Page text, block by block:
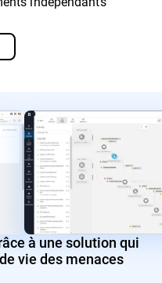
à une solution qui
vie des menaces